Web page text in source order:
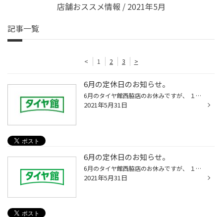
店舗おススメ情報 / 2021年5月
記事一覧
< 1 2 3 >
6月の定休日のお知らせ。
6月のタイヤ館西脇店のお休みですが、 １日(火曜日) ８日(火曜日) 9日(水曜日) 15日(火曜日)16日(水曜日) 22日(火曜日)23日(水曜日) 29日(火曜日) 以上をお休み頂きますのご注意下さいね。 ご不便ご迷惑おかけいたします。 タイヤ館 西脇 電話. 0795-22-5090 まずはお問い合わせだけでも！お気軽に...
2021年5月31日
6月の定休日のお知らせ。
6月のタイヤ館西脇店のお休みですが、 １日 ８日9日 15日16日 22日23日 29日 以上をお休み頂きますのご注意下さいね。 ご不便ご迷惑おかけいたします。 タイヤ館 西脇 電話. 0795-22-5090 まずはお問い合わせだけでも！お気軽にお電話ください！
2021年5月31日